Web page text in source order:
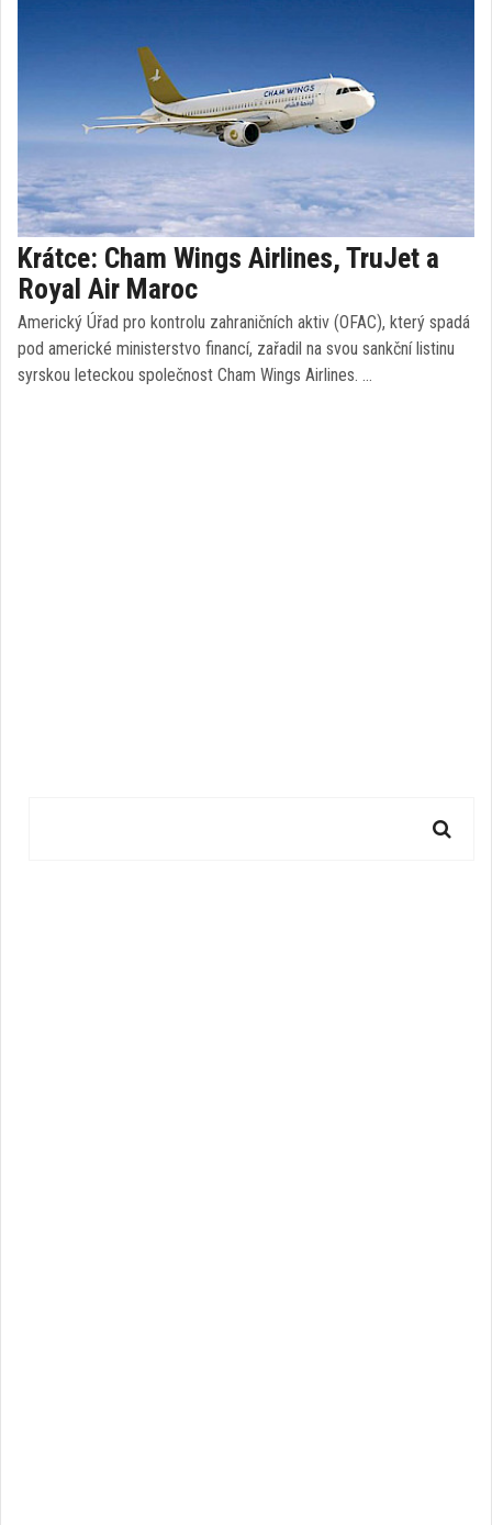
Krátce: Cham Wings Airlines, TruJet a
Royal Air Maroc
Americký Úřad pro kontrolu zahraničních aktiv (OFAC), který spadá
pod americké ministerstvo financí, zařadil na svou sankční listinu
syrskou leteckou společnost Cham Wings Airlines. …